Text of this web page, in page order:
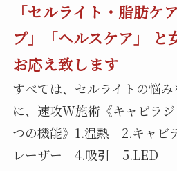
「セルライト・脂肪ケ
プ」「ヘルスケア」 と
お応え致します
すべては、セルライトの悩
に、速攻W施術《キャビラ
つの機能》1.温熱 2.キャビ
レーザー 4.吸引 5.LED